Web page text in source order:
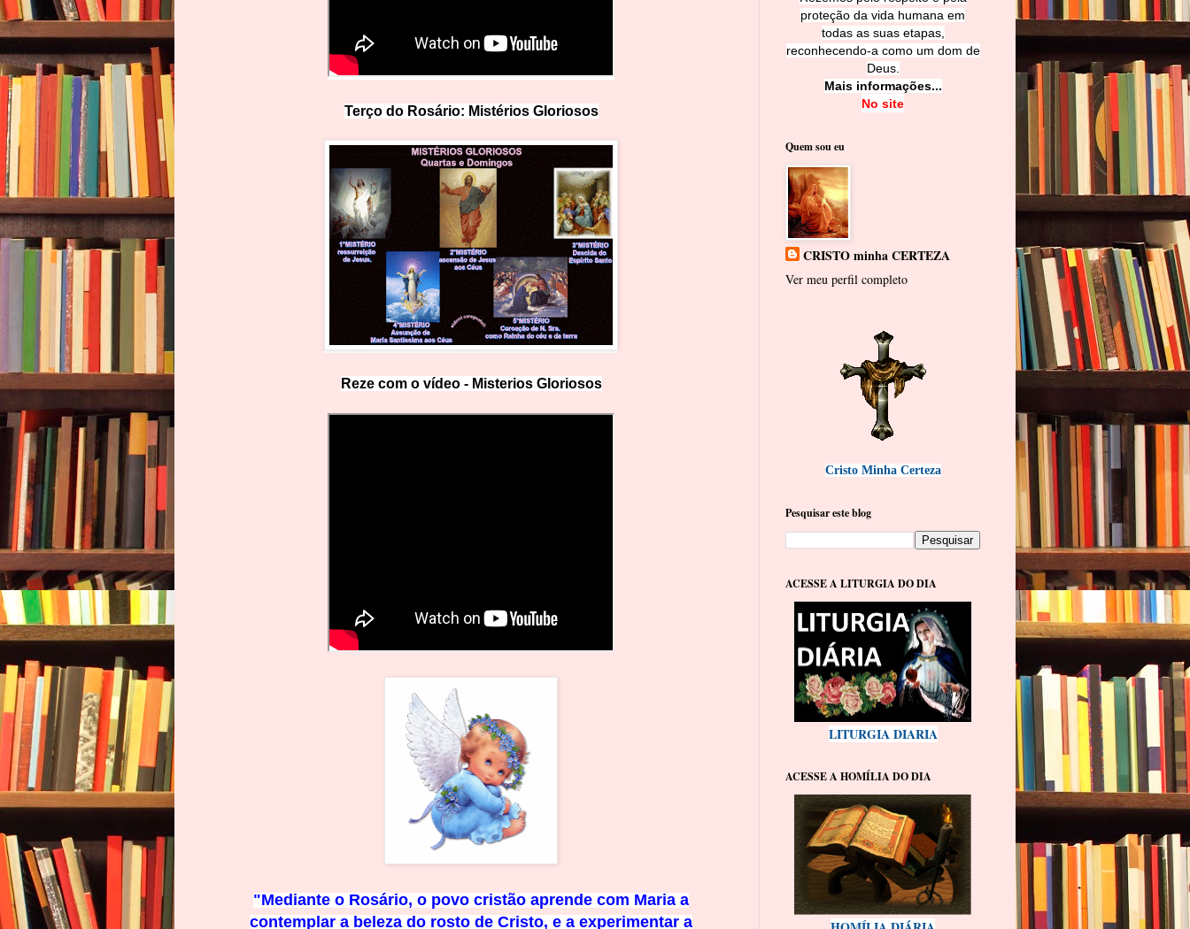
Terço do Rosário: Mistérios Gloriosos
Reze com o vídeo - Misterios Gloriosos
"Mediante o Rosário, o povo cristão aprende com Maria a
contemplar a beleza do rosto de Cristo, e a experimentar a
proteção da vida humana em
todas as suas etapas,
reconhecendo-a como um dom de
Deus.
Mais informações...
No site
Quem sou eu
CRISTO minha CERTEZA
Ver meu perfil completo
Cristo Minha Certeza
Pesquisar este blog
ACESSE A LITURGIA DO DIA
LITURGIA DIARIA
ACESSE A HOMÍLIA DO DIA